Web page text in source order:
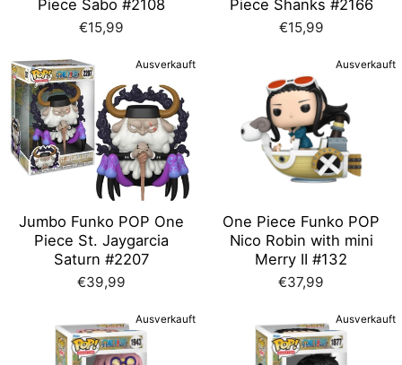
Piece Sabo #2108
€15,99
Piece Shanks #2166
€15,99
Ausverkauft
Jumbo Funko POP One
Piece St. Jaygarcia
Saturn #2207
€39,99
Ausverkauft
One Piece Funko POP
Nico Robin with mini
Merry II #132
€37,99
Ausverkauft Ausverkauft